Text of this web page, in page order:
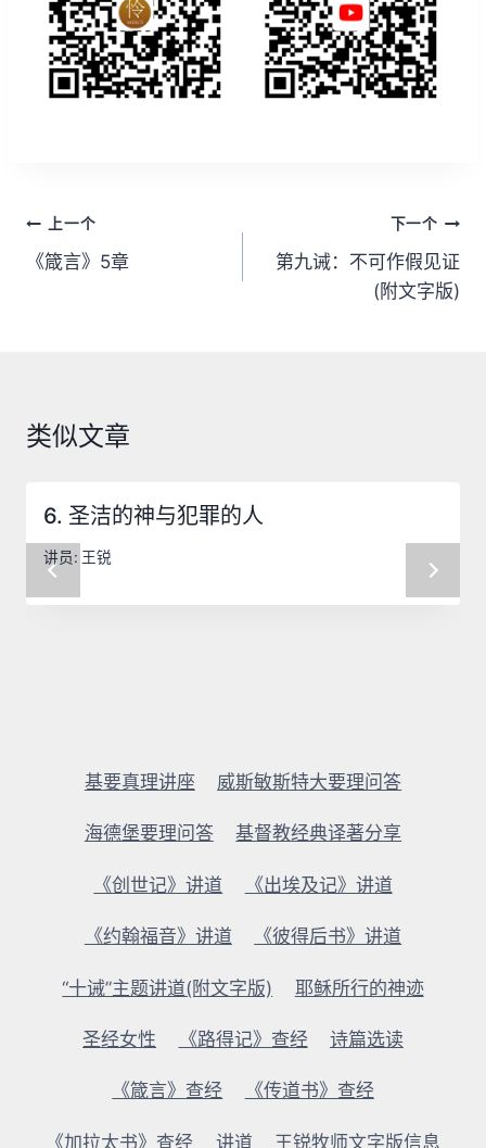
文
章
上一个
《箴言》5章
下一个
第九诫：不可作假见证
(附文字版)
类似文章
6. 圣洁的神与犯罪的人
讲员: 王锐
基要真理讲座 威斯敏斯特大要理问答
海德堡要理问答 基督教经典译著分享
《创世记》讲道 《出埃及记》讲道
《约翰福音》讲道 《彼得后书》讲道
“十诫”主题讲道(附文字版) 耶稣所行的神迹
圣经女性 《路得记》查经 诗篇选读
《箴言》查经 《传道书》查经
《加拉太书》查经 讲道 王锐牧师文字版信息